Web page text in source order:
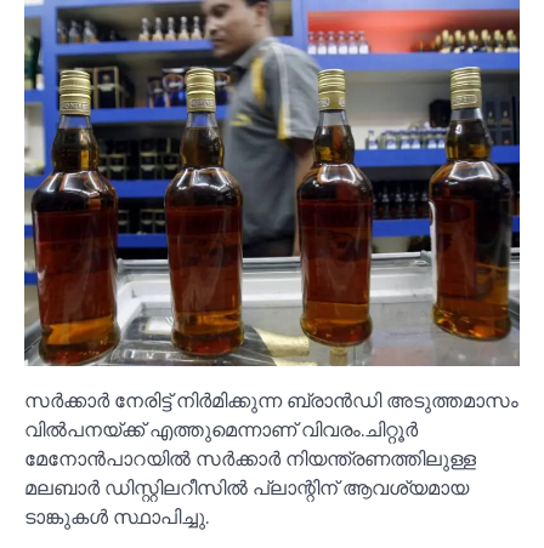
സർക്കാർ നേരിട്ട് നിർമിക്കുന്ന ബ്രാൻഡി അടുത്തമാസം
വില്‍പനയ്ക്ക് എത്തുമെന്നാണ് വിവരം.ചിറ്റൂർ
മേനോൻപാറയില്‍ സർക്കാർ നിയന്ത്രണത്തിലുള്ള
മലബാർ ഡിസ്റ്റിലറീസില്‍ പ്ലാന്റിന് ആവശ്യമായ
ടാങ്കുകള്‍ സ്ഥാപിച്ചു.